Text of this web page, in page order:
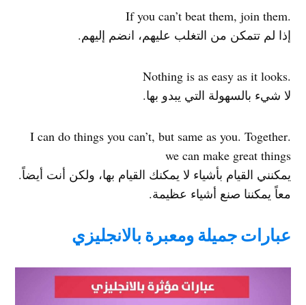
.If you can’t beat them, join them
إذا لم تتمكن من التغلب عليهم، انضم إليهم.
.Nothing is as easy as it looks
لا شيء بالسهولة التي يبدو بها.
.I can do things you can’t, but same as you. Together
we can make great things
يمكنني القيام بأشياء لا يمكنك القيام بها، ولكن أنت أيضاً.
معاً يمكننا صنع أشياء عظيمة.
عبارات جميلة ومعبرة بالانجليزي